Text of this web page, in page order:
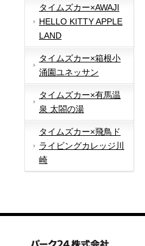
タイムズカー×AWAJI
HELLO KITTY APPLE
LAND
タイムズカー×箱根小
涌園ユネッサン
タイムズカー×有馬温
泉 太閤の湯
タイムズカー×飛鳥ド
ライビングカレッジ川
崎